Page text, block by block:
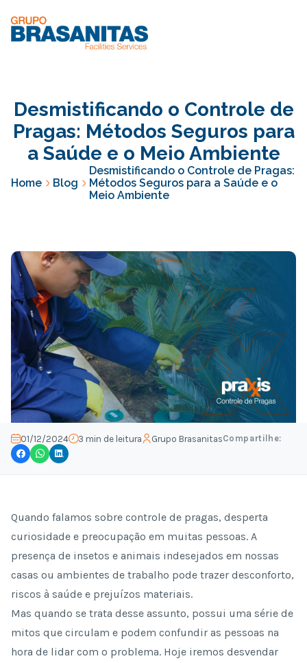
Desmistificando o Controle de
Pragas: Métodos Seguros para
a Saúde e o Meio Ambiente
Home Blog
Desmistificando o Controle de Pragas:
Métodos Seguros para a Saúde e o
Meio Ambiente
01/12/2024 3 min de leitura Grupo BrasanitasCompartilhe:
Quando falamos sobre controle de pragas, desperta
curiosidade e preocupação em muitas pessoas. A
presença de insetos e animais indesejados em nossas
casas ou ambientes de trabalho pode trazer desconforto,
riscos à saúde e prejuízos materiais.
Mas quando se trata desse assunto, possui uma série de
mitos que circulam e podem confundir as pessoas na
hora de lidar com o problema. Hoje iremos desvendar